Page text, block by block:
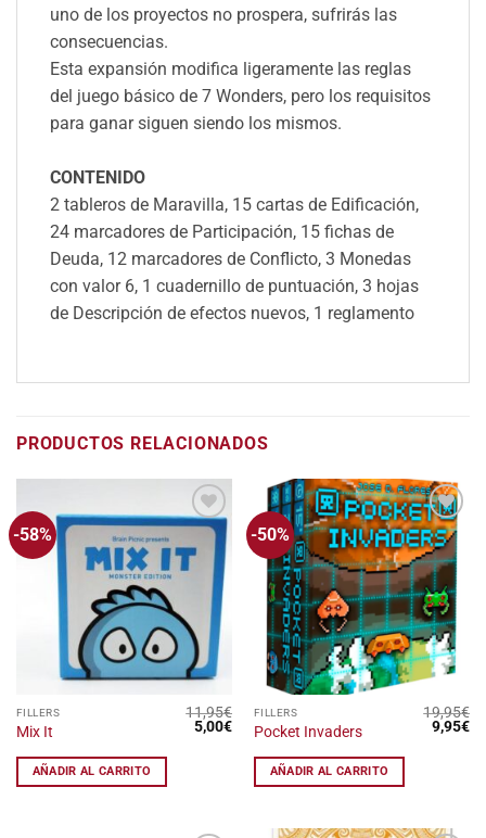
uno de los proyectos no prospera, sufrirás las
consecuencias.
Esta expansión modifica ligeramente las reglas
del juego básico de 7 Wonders, pero los requisitos
para ganar siguen siendo los mismos.
CONTENIDO
2 tableros de Maravilla, 15 cartas de Edificación,
24 marcadores de Participación, 15 fichas de
Deuda, 12 marcadores de Conflicto, 3 Monedas
con valor 6, 1 cuadernillo de puntuación, 3 hojas
de Descripción de efectos nuevos, 1 reglamento
PRODUCTOS RELACIONADOS
-58%
Añadir
a la
deseos
FILLERS
Mix It
11,95€
El
precio
5,00€El
precio
actual
5,00€.
AÑADIR AL CARRITO
-50%
Añadir
a la
lista
de
deseos
FILLERS
Pocket Invaders
19,95€
El
precio
9,95€El
AÑADIR AL CARRITO